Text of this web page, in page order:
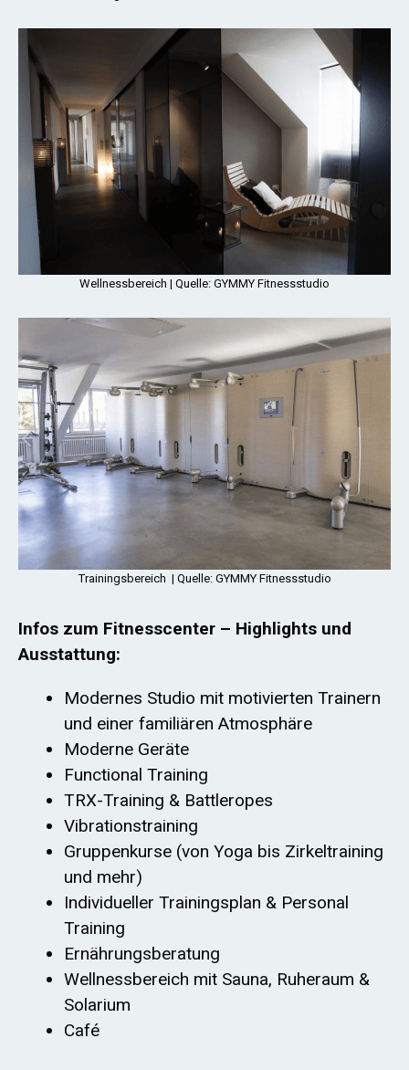
Wellnessbereich | Quelle: GYMMY Fitnessstudio
Trainingsbereich | Quelle: GYMMY Fitnessstudio
Infos zum Fitnesscenter – Highlights und
Ausstattung:
Modernes Studio mit motivierten Trainern
und einer familiären Atmosphäre
Moderne Geräte
Functional Training
TRX-Training & Battleropes
Vibrationstraining
Gruppenkurse (von Yoga bis Zirkeltraining
und mehr)
Individueller Trainingsplan & Personal
Training
Ernährungsberatung
Wellnessbereich mit Sauna, Ruheraum &
Solarium
Café